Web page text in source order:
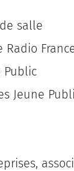
salle
Radio
Public
Jeune